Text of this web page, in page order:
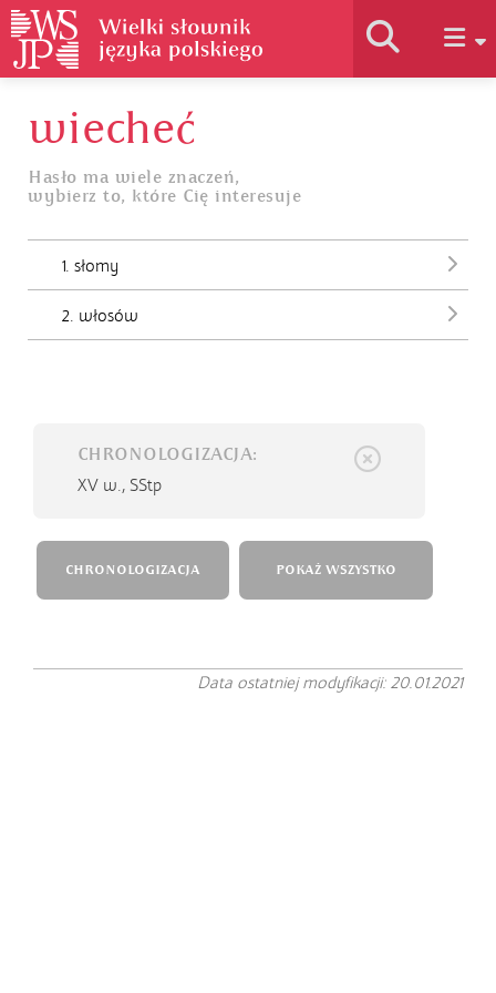
Historia słownika
Jak korzystać
wiecheć
Hasło ma wiele znaczeń,
wybierz to, które Cię interesuje
1. słomy
2. włosów
CHRONOLOGIZACJA:
XV w., SStp
CHRONOLOGIZACJA POKAŻ WSZYSTKO
Data ostatniej modyfikacji: 20.01.2021